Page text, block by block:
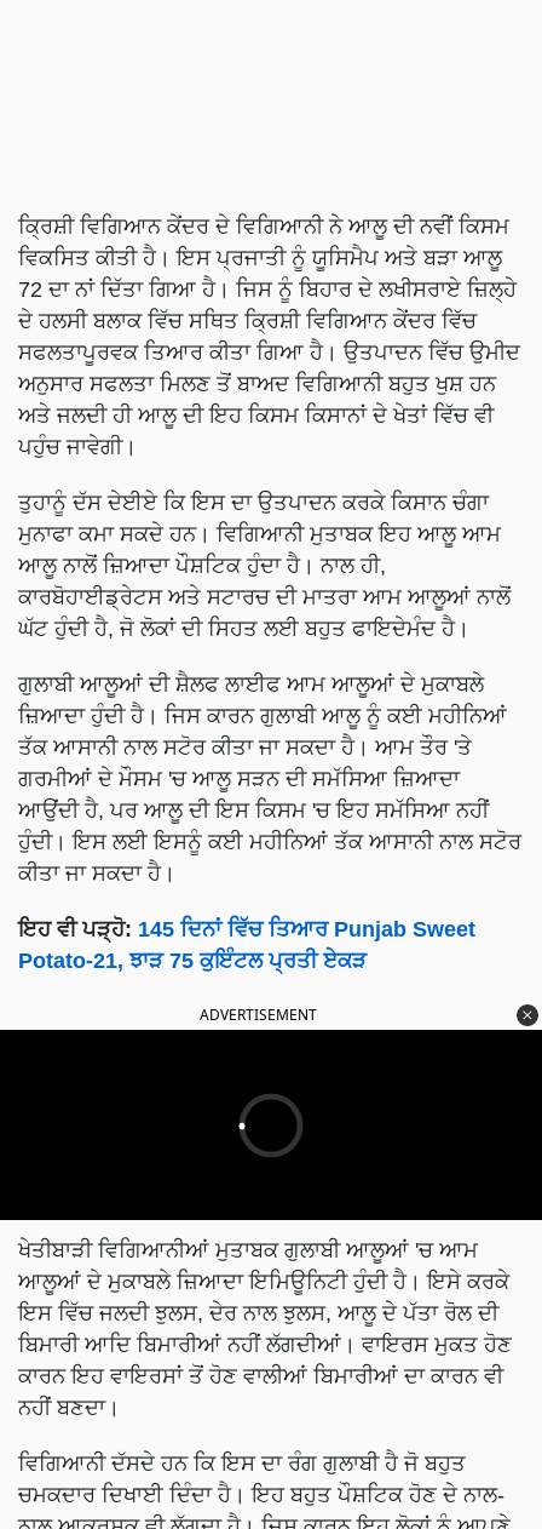
ਕ੍ਰਿਸ਼ੀ ਵਿਗਿਆਨ ਕੇਂਦਰ ਦੇ ਵਿਗਿਆਨੀ ਨੇ ਆਲੂ ਦੀ ਨਵੀਂ ਕਿਸਮ
ਵਿਕਸਿਤ ਕੀਤੀ ਹੈ। ਇਸ ਪ੍ਰਜਾਤੀ ਨੂੰ ਯੂਸਿਮੈਪ ਅਤੇ ਬੜਾ ਆਲੂ
72 ਦਾ ਨਾਂ ਦਿੱਤਾ ਗਿਆ ਹੈ। ਜਿਸ ਨੂੰ ਬਿਹਾਰ ਦੇ ਲਖੀਸਰਾਏ ਜ਼ਿਲ੍ਹੇ
ਦੇ ਹਲਸੀ ਬਲਾਕ ਵਿੱਚ ਸਥਿਤ ਕ੍ਰਿਸ਼ੀ ਵਿਗਿਆਨ ਕੇਂਦਰ ਵਿੱਚ
ਸਫਲਤਾਪੂਰਵਕ ਤਿਆਰ ਕੀਤਾ ਗਿਆ ਹੈ। ਉਤਪਾਦਨ ਵਿੱਚ ਉਮੀਦ
ਅਨੁਸਾਰ ਸਫਲਤਾ ਮਿਲਣ ਤੋਂ ਬਾਅਦ ਵਿਗਿਆਨੀ ਬਹੁਤ ਖੁਸ਼ ਹਨ
ਅਤੇ ਜਲਦੀ ਹੀ ਆਲੂ ਦੀ ਇਹ ਕਿਸਮ ਕਿਸਾਨਾਂ ਦੇ ਖੇਤਾਂ ਵਿੱਚ ਵੀ
ਪਹੁੰਚ ਜਾਵੇਗੀ।
ਤੁਹਾਨੂੰ ਦੱਸ ਦੇਈਏ ਕਿ ਇਸ ਦਾ ਉਤਪਾਦਨ ਕਰਕੇ ਕਿਸਾਨ ਚੰਗਾ
ਮੁਨਾਫਾ ਕਮਾ ਸਕਦੇ ਹਨ। ਵਿਗਿਆਨੀ ਮੁਤਾਬਕ ਇਹ ਆਲੂ ਆਮ
ਆਲੂ ਨਾਲੋਂ ਜ਼ਿਆਦਾ ਪੌਸ਼ਟਿਕ ਹੁੰਦਾ ਹੈ। ਨਾਲ ਹੀ,
ਕਾਰਬੋਹਾਈਡ੍ਰੇਟਸ ਅਤੇ ਸਟਾਰਚ ਦੀ ਮਾਤਰਾ ਆਮ ਆਲੂਆਂ ਨਾਲੋਂ
ਘੱਟ ਹੁੰਦੀ ਹੈ, ਜੋ ਲੋਕਾਂ ਦੀ ਸਿਹਤ ਲਈ ਬਹੁਤ ਫਾਇਦੇਮੰਦ ਹੈ।
ਗੁਲਾਬੀ ਆਲੂਆਂ ਦੀ ਸ਼ੈਲਫ ਲਾਈਫ ਆਮ ਆਲੂਆਂ ਦੇ ਮੁਕਾਬਲੇ
ਜ਼ਿਆਦਾ ਹੁੰਦੀ ਹੈ। ਜਿਸ ਕਾਰਨ ਗੁਲਾਬੀ ਆਲੂ ਨੂੰ ਕਈ ਮਹੀਨਿਆਂ
ਤੱਕ ਆਸਾਨੀ ਨਾਲ ਸਟੋਰ ਕੀਤਾ ਜਾ ਸਕਦਾ ਹੈ। ਆਮ ਤੌਰ 'ਤੇ
ਗਰਮੀਆਂ ਦੇ ਮੌਸਮ 'ਚ ਆਲੂ ਸੜਨ ਦੀ ਸਮੱਸਿਆ ਜ਼ਿਆਦਾ
ਆਉਂਦੀ ਹੈ, ਪਰ ਆਲੂ ਦੀ ਇਸ ਕਿਸਮ 'ਚ ਇਹ ਸਮੱਸਿਆ ਨਹੀਂ
ਹੁੰਦੀ। ਇਸ ਲਈ ਇਸਨੂੰ ਕਈ ਮਹੀਨਿਆਂ ਤੱਕ ਆਸਾਨੀ ਨਾਲ ਸਟੋਰ
ਕੀਤਾ ਜਾ ਸਕਦਾ ਹੈ।
ਇਹ ਵੀ ਪੜ੍ਹੋ: 145 ਦਿਨਾਂ ਵਿੱਚ ਤਿਆਰ Punjab Sweet
Potato-21, ਝਾੜ 75 ਕੁਇੰਟਲ ਪ੍ਰਤੀ ਏਕੜ
ADVERTISEMENT
ਖੇਤੀਬਾੜੀ ਵਿਗਿਆਨੀਆਂ ਮੁਤਾਬਕ ਗੁਲਾਬੀ ਆਲੂਆਂ 'ਚ ਆਮ
ਆਲੂਆਂ ਦੇ ਮੁਕਾਬਲੇ ਜ਼ਿਆਦਾ ਇਮਿਊਨਿਟੀ ਹੁੰਦੀ ਹੈ। ਇਸੇ ਕਰਕੇ
ਇਸ ਵਿੱਚ ਜਲਦੀ ਝੁਲਸ, ਦੇਰ ਨਾਲ ਝੁਲਸ, ਆਲੂ ਦੇ ਪੱਤਾ ਰੋਲ ਦੀ
ਬਿਮਾਰੀ ਆਦਿ ਬਿਮਾਰੀਆਂ ਨਹੀਂ ਲੱਗਦੀਆਂ। ਵਾਇਰਸ ਮੁਕਤ ਹੋਣ
ਕਾਰਨ ਇਹ ਵਾਇਰਸਾਂ ਤੋਂ ਹੋਣ ਵਾਲੀਆਂ ਬਿਮਾਰੀਆਂ ਦਾ ਕਾਰਨ ਵੀ
ਨਹੀਂ ਬਣਦਾ।
ਵਿਗਿਆਨੀ ਦੱਸਦੇ ਹਨ ਕਿ ਇਸ ਦਾ ਰੰਗ ਗੁਲਾਬੀ ਹੈ ਜੋ ਬਹੁਤ
ਚਮਕਦਾਰ ਦਿਖਾਈ ਦਿੰਦਾ ਹੈ। ਇਹ ਬਹੁਤ ਪੌਸ਼ਟਿਕ ਹੋਣ ਦੇ ਨਾਲ-